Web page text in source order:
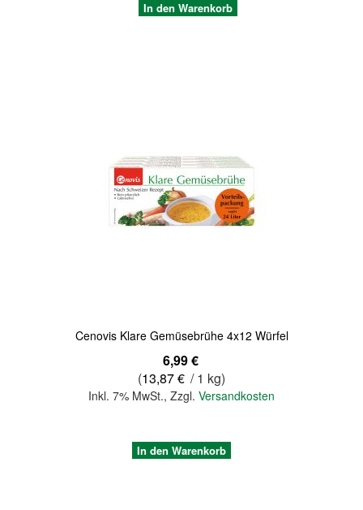
In den Warenkorb
Cenovis Klare Gemüsebrühe 4x12 Würfel
6,99 €
(13,87 € / 1 kg)
Inkl. 7% MwSt., Zzgl. Versandkosten
In den Warenkorb